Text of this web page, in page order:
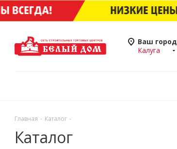
Ваш город
Калуга
Главная - Каталог -
Каталог